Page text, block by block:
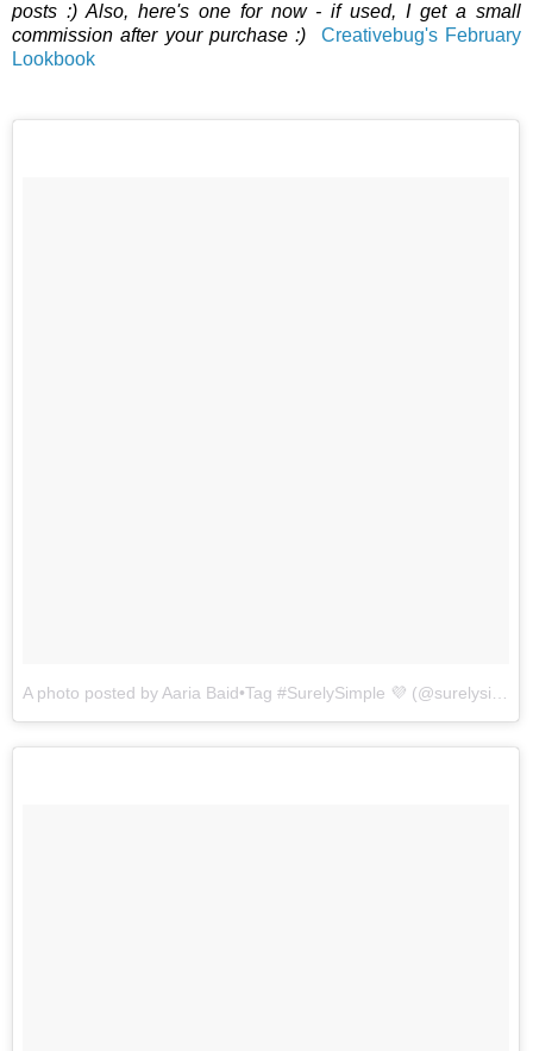
posts :) Also, here's one for now - if used, I get a small
commission after your purchase :)
Creativebug's February
Lookbook
A photo posted by Aaria Baid•Tag #SurelySimple 💜 (@surelysimplechallenge)